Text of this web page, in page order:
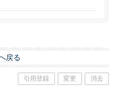
戻る
引用登録 変更 消去